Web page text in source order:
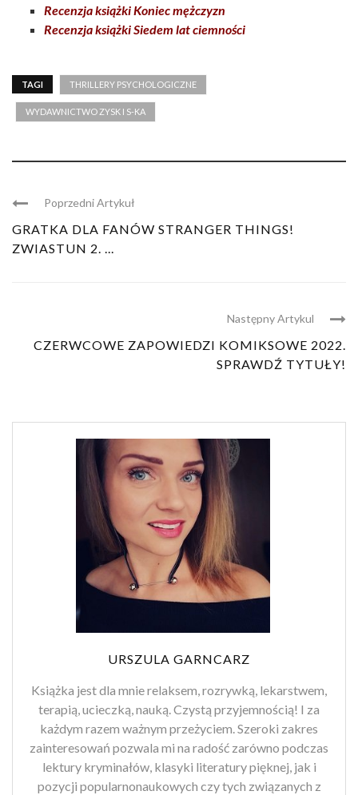
Recenzja książki Koniec mężczyzn
Recenzja książki Siedem lat ciemności
TAGI THRILLERY PSYCHOLOGICZNE
WYDAWNICTWO ZYSK I S-KA
Poprzedni Artykuł
GRATKA DLA FANÓW STRANGER THINGS!
ZWIASTUN 2. ...
Następny Artykul
CZERWCOWE ZAPOWIEDZI KOMIKSOWE 2022.
SPRAWDŹ TYTUŁY!
URSZULA GARNCARZ
Książka jest dla mnie relaksem, rozrywką, lekarstwem,
terapią, ucieczką, nauką. Czystą przyjemnością! I za
każdym razem ważnym przeżyciem. Szeroki zakres
zainteresowań pozwala mi na radość zarówno podczas
lektury kryminałów, klasyki literatury pięknej, jak i
pozycji popularnonaukowych czy tych związanych z